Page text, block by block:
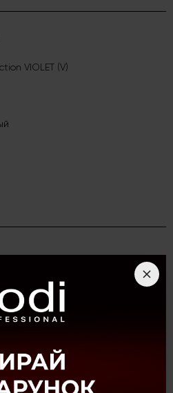
VIOLET (V)
гель-лаков, эксперты
бренда Kodi Professional
и создали по-настоящему
качество, абсолютный
палитра из более чем